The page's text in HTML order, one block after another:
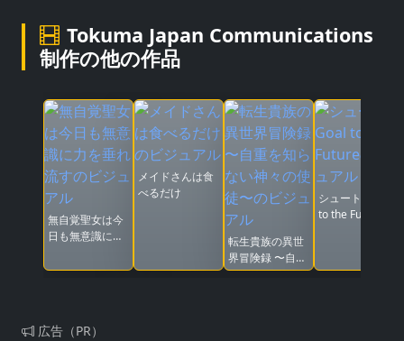
Tokuma Japan Communications
制作の他の作品
無自覚聖女は今
日も無意識に力
メイドさんは食
べるだけ
転生貴族の異世
界冒険録 〜自重
を知らない神々
シュート！Goal
to the Future
広告（PR）